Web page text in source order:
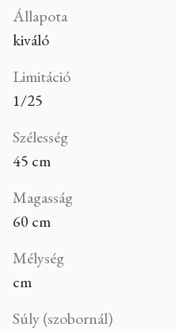
Állapota
kiváló
Limitáció
1/25
Szélesség
45 cm
Magasság
60 cm
Mélység
cm
Súly (szobornál)